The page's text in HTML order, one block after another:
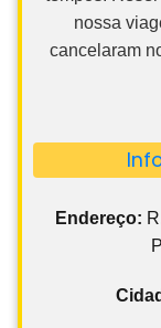
nossa
cancelaram
Endereço: